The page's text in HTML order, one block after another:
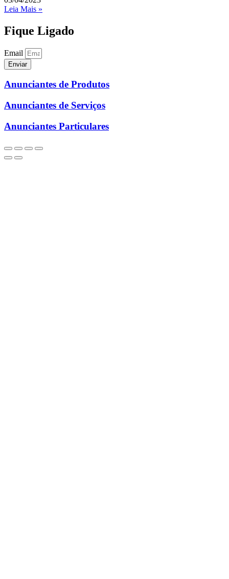
Leia Mais »
Fique Ligado
Email
Enviar
Anunciantes de Produtos
Anunciantes de Serviços
Anunciantes Particulares